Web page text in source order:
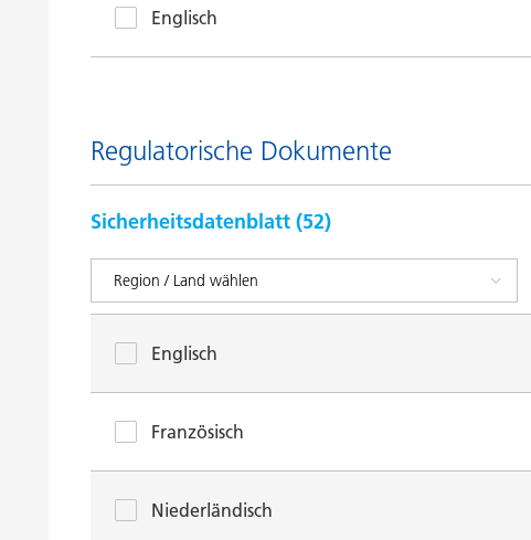
Englisch
Regulatorische Dokumente
Sicherheitsdatenblatt (52)
Englisch
Französisch
Niederländisch